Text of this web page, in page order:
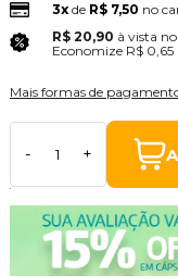
3xde R$ 7,50 no
R$ 20,90 à vista
Economize R$ 0,65
Mais formas de
- +